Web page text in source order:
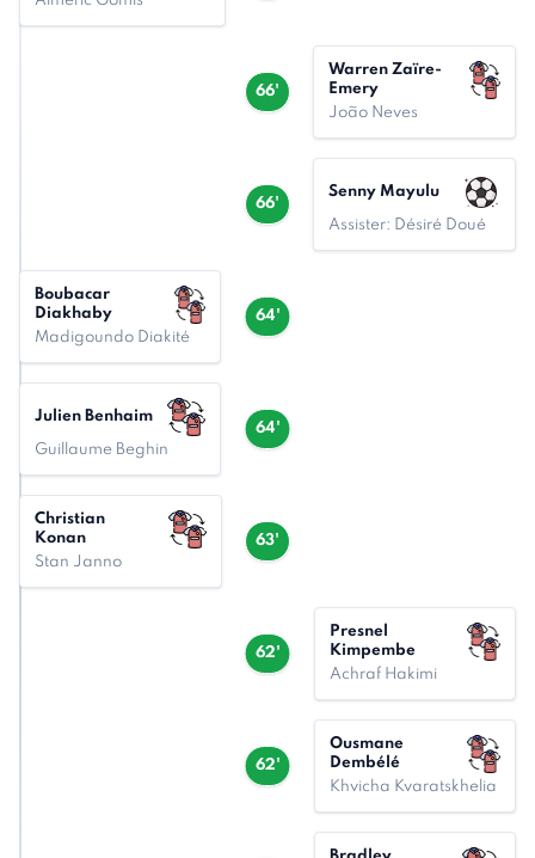
66'
Warren Zaïre-
Emery
João Neves
66'
Senny Mayulu
Assister: Désiré Doué
64'
Boubacar
Diakhaby
Madigoundo Diakité
64'
Julien Benhaim
Guillaume Beghin
63'
Christian
Konan
Stan Janno
62'
Presnel
Kimpembe
Achraf Hakimi
62'
Ousmane
Dembélé
Khvicha Kvaratskhelia